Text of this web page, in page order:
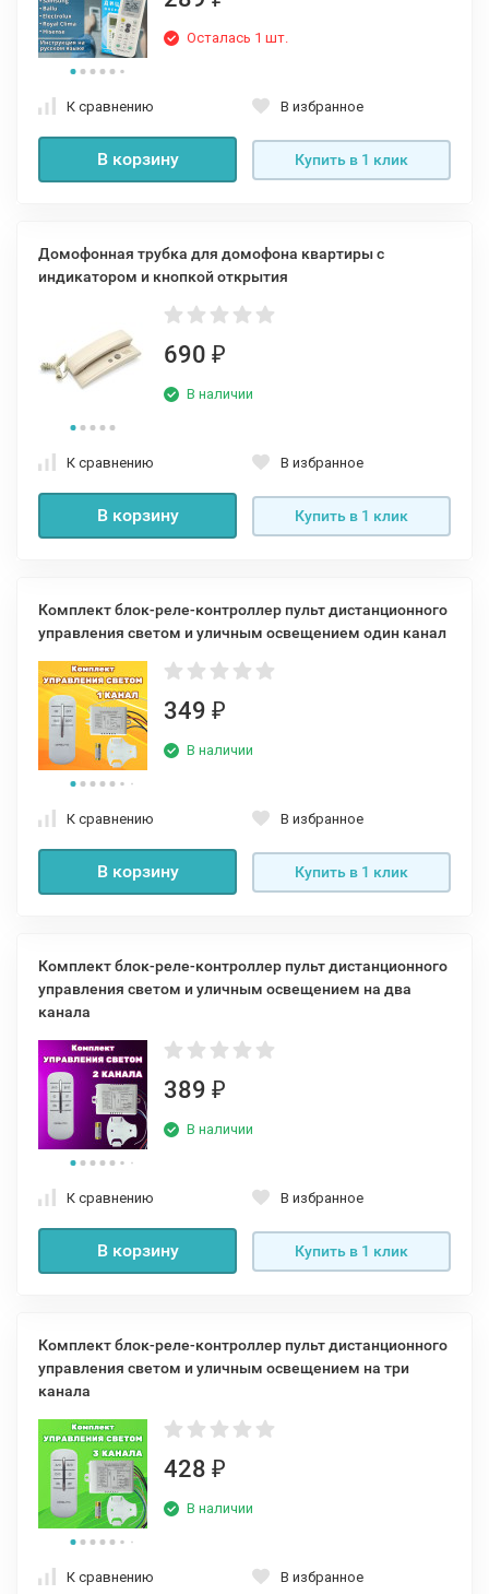
Осталась 1 шт.
К сравнению В избранное
В корзину Купить в 1 клик
Домофонная трубка для домофона квартиры с
индикатором и кнопкой открытия
690 ₽
В наличии
К сравнению В избранное
В корзину Купить в 1 клик
Комплект блок-реле-контроллер пульт дистанционного
управления светом и уличным освещением один канал
349 ₽
В наличии
К сравнению В избранное
В корзину Купить в 1 клик
Комплект блок-реле-контроллер пульт дистанционного
управления светом и уличным освещением на два
канала
389 ₽
В наличии
К сравнению В избранное
В корзину Купить в 1 клик
Комплект блок-реле-контроллер пульт дистанционного
управления светом и уличным освещением на три
канала
428 ₽
В наличии
К сравнению В избранное